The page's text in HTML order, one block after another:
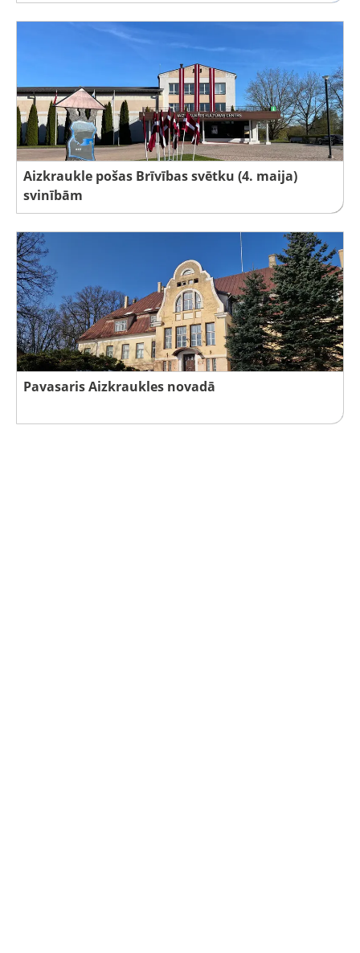
Aizkraukle pošas Brīvības svētku (4. maija)
svinībām
Pavasaris Aizkraukles novadā